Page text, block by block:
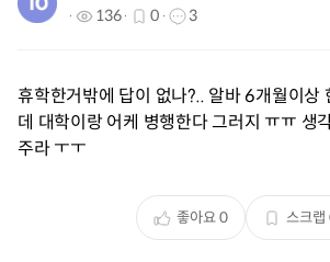
136 0 3
휴학한거밖에 답이 없나?.. 알바 6개월이상
데 대학이랑 어케 병행한다 그러지 ㅠㅠ 생
주라 ㅜㅜ
좋아요0 스크랩